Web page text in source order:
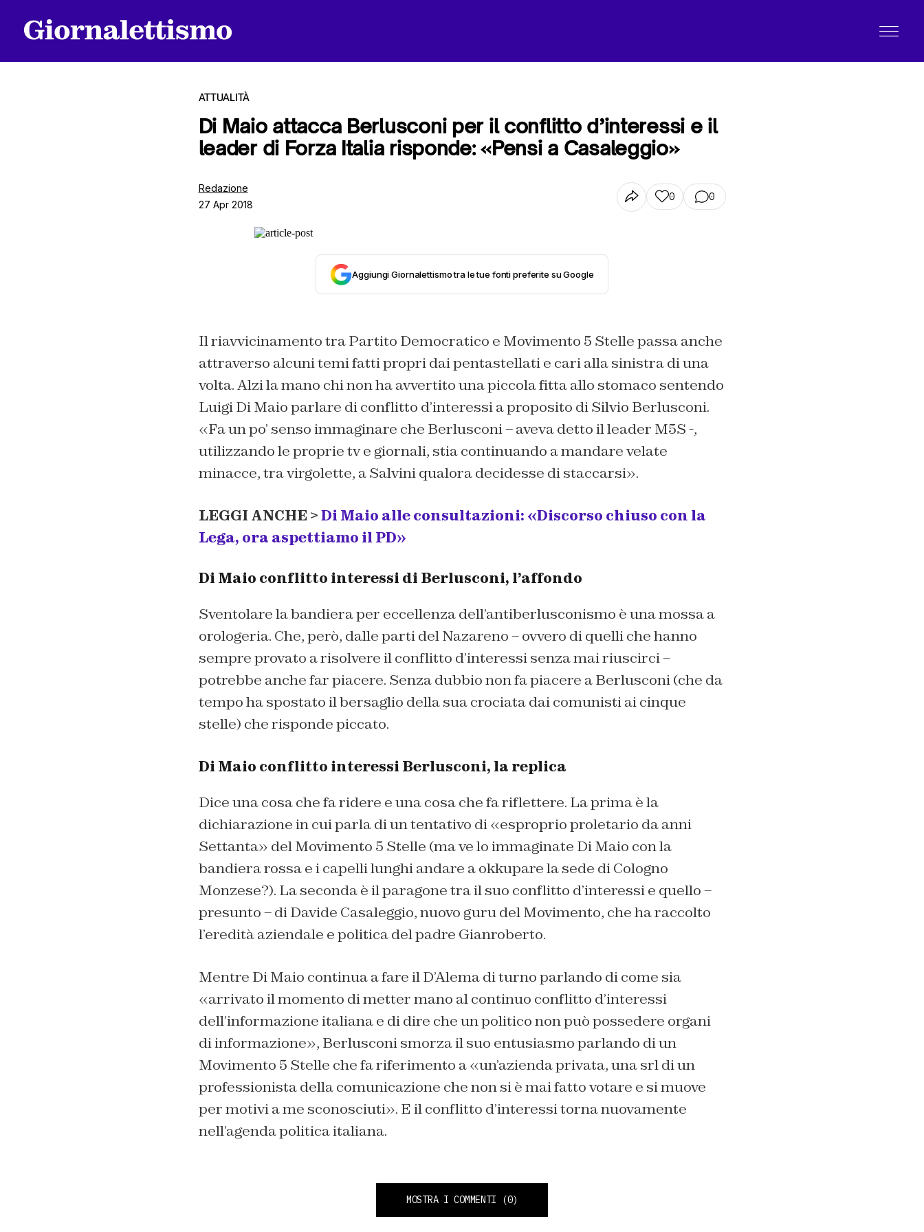
ATTUALITÀ
Di Maio attacca Berlusconi per il conflitto d’interessi e il
leader di Forza Italia risponde: «Pensi a Casaleggio»
Redazione
27 Apr 2018
0 0
Aggiungi Giornalettismo tra le tue fonti preferite su Google
Il riavvicinamento tra Partito Democratico e Movimento 5 Stelle passa anche
attraverso alcuni temi fatti propri dai pentastellati e cari alla sinistra di una
volta. Alzi la mano chi non ha avvertito una piccola fitta allo stomaco sentendo
Luigi Di Maio parlare di conflitto d’interessi a proposito di Silvio Berlusconi.
«Fa un po’ senso immaginare che Berlusconi – aveva detto il leader M5S -,
utilizzando le proprie tv e giornali, stia continuando a mandare velate
minacce, tra virgolette, a Salvini qualora decidesse di staccarsi».
LEGGI ANCHE >Di Maio alle consultazioni: «Discorso chiuso con la
Lega, ora aspettiamo il PD»
Di Maio conflitto interessi di Berlusconi, l’affondo
Sventolare la bandiera per eccellenza dell’antiberlusconismo è una mossa a
orologeria. Che, però, dalle parti del Nazareno – ovvero di quelli che hanno
sempre provato a risolvere il conflitto d’interessi senza mai riuscirci –
potrebbe anche far piacere. Senza dubbio non fa piacere a Berlusconi (che da
tempo ha spostato il bersaglio della sua crociata dai comunisti ai cinque
stelle) che risponde piccato.
Di Maio conflitto interessi Berlusconi, la replica
Dice una cosa che fa ridere e una cosa che fa riflettere. La prima è la
dichiarazione in cui parla di un tentativo di «esproprio proletario da anni
Settanta» del Movimento 5 Stelle (ma ve lo immaginate Di Maio con la
bandiera rossa e i capelli lunghi andare a okkupare la sede di Cologno
Monzese?). La seconda è il paragone tra il suo conflitto d’interessi e quello –
presunto – di Davide Casaleggio, nuovo guru del Movimento, che ha raccolto
l’eredità aziendale e politica del padre Gianroberto.
Mentre Di Maio continua a fare il D’Alema di turno parlando di come sia
«arrivato il momento di metter mano al continuo conflitto d’interessi
dell’informazione italiana e di dire che un politico non può possedere organi
di informazione», Berlusconi smorza il suo entusiasmo parlando di un
Movimento 5 Stelle che fa riferimento a «un’azienda privata, una srl di un
professionista della comunicazione che non si è mai fatto votare e si muove
per motivi a me sconosciuti». E il conflitto d’interessi torna nuovamente
nell’agenda politica italiana.
MOSTRA I COMMENTI (0)